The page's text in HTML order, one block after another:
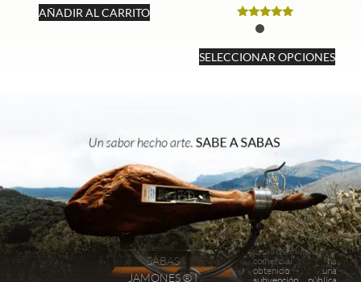
AÑADIR AL CARRITO
Valorado
5.00
de 5
SELECCIONAR OPCIONES
SABAS
JAMONES ® |
Este
establecimiento
comercial ha
obtenido una